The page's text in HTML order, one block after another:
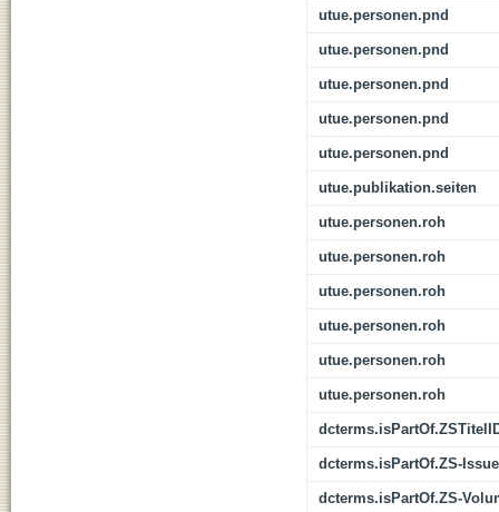
utue.personen.pnd
utue.personen.pnd
utue.personen.pnd
utue.personen.pnd
utue.personen.pnd
utue.publikation.seiten
utue.personen.roh
utue.personen.roh
utue.personen.roh
utue.personen.roh
utue.personen.roh
utue.personen.roh
dcterms.isPartOf.ZS-Issue
dcterms.isPartOf.ZS-